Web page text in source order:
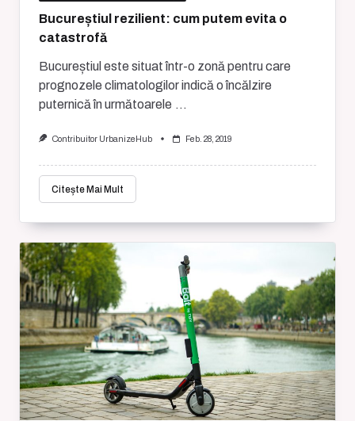
Bucureștiul rezilient: cum putem evita o
catastrofă
Bucureștiul este situat într-o zonă pentru care
prognozele climatologilor indică o încălzire
puternică în următoarele ...
Contribuitor UrbanizeHub Feb. 28, 2019
Citește Mai Mult